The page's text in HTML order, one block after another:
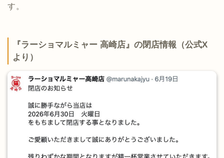
す。
『ラーショマルミャー 高崎店』の閉店情報（公式X
より）